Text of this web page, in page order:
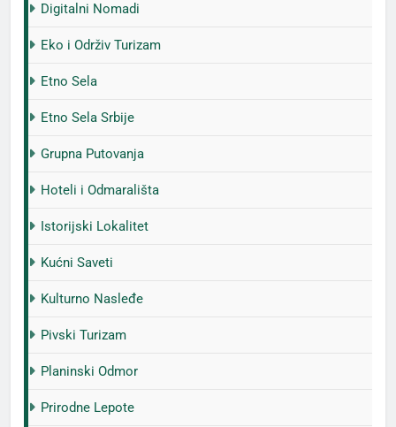
Digitalni Nomadi
Eko i Održiv Turizam
Etno Sela
Etno Sela Srbije
Grupna Putovanja
Hoteli i Odmarališta
Istorijski Lokalitet
Kućni Saveti
Kulturno Nasleđe
Pivski Turizam
Planinski Odmor
Prirodne Lepote